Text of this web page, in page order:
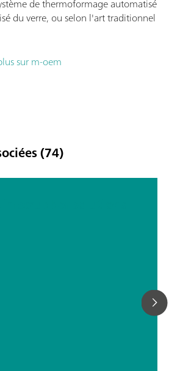
du verre, ou selon l'art traditionnel
sur m-oem
(74)